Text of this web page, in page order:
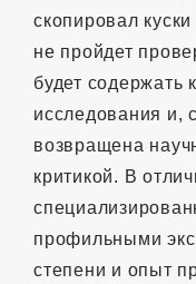
скопировал
не пройдет
будет содержать
исследования и,
возвращена
критикой. В
профильными
степени и опыт